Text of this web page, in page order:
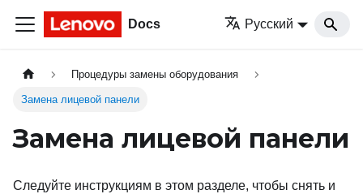
Docs Русский
Процедуры замены оборудования
Замена лицевой панели
Замена лицевой панели
Следуйте инструкциям в этом разделе, чтобы снять и